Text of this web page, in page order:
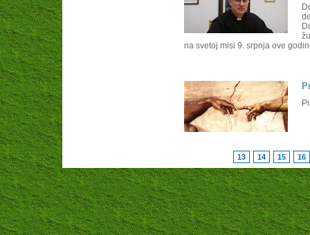
na svetoj misi 9. srpnja ove
13 14 15 16